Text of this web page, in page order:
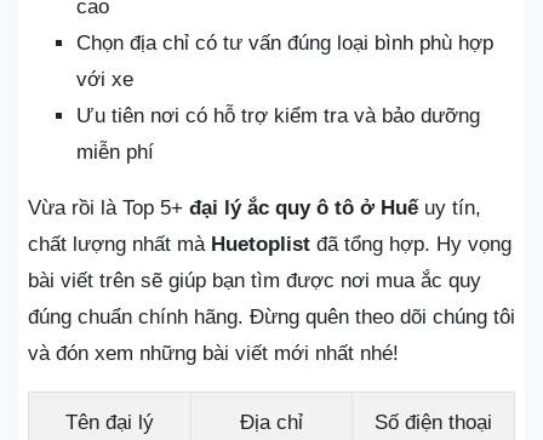
cao
Chọn địa chỉ có tư vấn đúng loại bình phù hợp
với xe
Ưu tiên nơi có hỗ trợ kiểm tra và bảo dưỡng
miễn phí
Vừa rồi là Top 5+ đại lý ắc quy ô tô ở Huếuy tín,
chất lượng nhất mà Huetoplist đã tổng hợp. Hy vọng
bài viết trên sẽ giúp bạn tìm được nơi mua ắc quy
đúng chuẩn chính hãng. Đừng quên theo dõi chúng tôi
và đón xem những bài viết mới nhất nhé!
Tên đại lý Địa chỉ Số điện thoại